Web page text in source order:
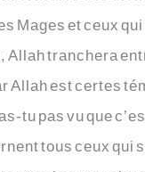
Mages et ceux
tranchera
Allah est certes
tu pas vu que
tous ceux qui